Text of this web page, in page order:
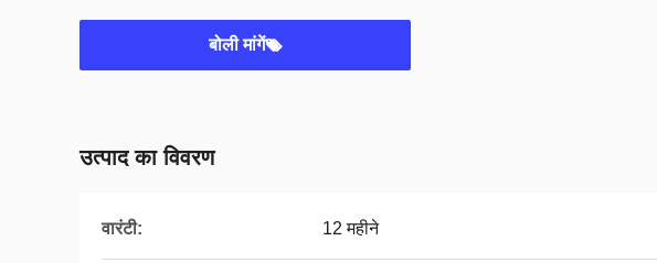
बोली मांगें
उत्पाद का विवरण
वारंटी: 12 महीने